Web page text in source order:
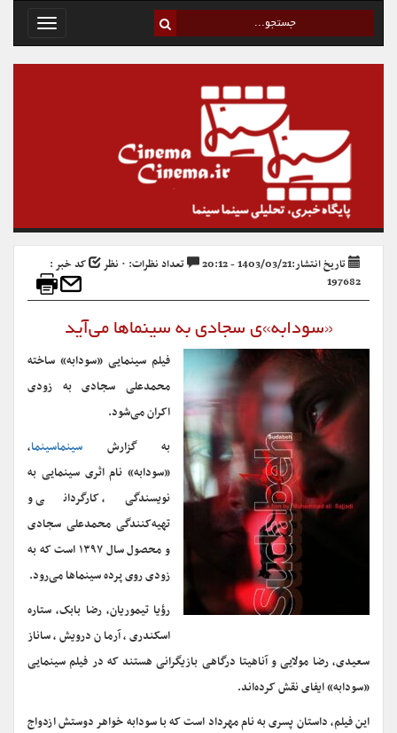
Toggle
تاریخ انتشار:1403/03/21 - 20:12 تعداد نظرات: ۰ نظر
کد خبر :
197682
«سودابه»‌ی سجادی به سینماها می‌آید
فیلم سینمایی «سودابه» ساخته
محمدعلی سجادی به زودی
اکران می‌شود.
به گزارش سینماسینما،
«سودابه»‌ نام اثری سینمایی به
نویسندگی، کارگردانی و
تهیه‌کنندگی محمدعلی سجادی
و محصول سال ۱۳۹۷ است که به
زودی روی پرده سینما‌ها می‌رود.
رؤیا تیموریان، رضا بابک، ستاره
اسکندری، آرمان درویش، ساناز
سعیدی، رضا مولایی و آناهیتا درگاهی بازیگرانی هستند که در فیلم سینمایی
«سودابه»‌ ایفای نقش کرده‌اند.
این فیلم، داستان پسری به نام مهرداد است که با سودابه خواهر دوستش ازدواج